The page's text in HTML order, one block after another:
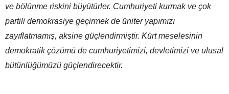
ve bölünme riskini büyütürler. Cumhuriyeti kurmak ve çok
partili demokrasiye geçirmek de üniter yapımızı
zayıflatmamış, aksine güçlendirmiştir. Kürt meselesinin
demokratik çözümü de cumhuriyetimizi, devletimizi ve ulusal
bütünlüğümüzü güçlendirecektir.